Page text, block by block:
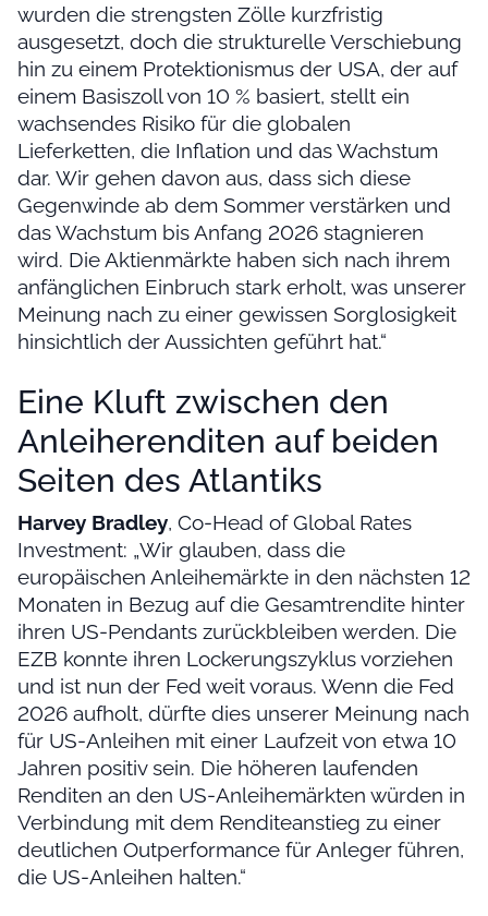
wurden die strengsten Zölle kurzfristig
ausgesetzt, doch die strukturelle Verschiebung
hin zu einem Protektionismus der USA, der auf
einem Basiszoll von 10 % basiert, stellt ein
wachsendes Risiko für die globalen
Lieferketten, die Inflation und das Wachstum
dar. Wir gehen davon aus, dass sich diese
Gegenwinde ab dem Sommer verstärken und
das Wachstum bis Anfang 2026 stagnieren
wird. Die Aktienmärkte haben sich nach ihrem
anfänglichen Einbruch stark erholt, was unserer
Meinung nach zu einer gewissen Sorglosigkeit
hinsichtlich der Aussichten geführt hat.“
Eine Kluft zwischen den
Anleiherenditen auf beiden
Seiten des Atlantiks
Harvey Bradley, Co-Head of Global Rates
Investment: „Wir glauben, dass die
europäischen Anleihemärkte in den nächsten 12
Monaten in Bezug auf die Gesamtrendite hinter
ihren US-Pendants zurückbleiben werden. Die
EZB konnte ihren Lockerungszyklus vorziehen
und ist nun der Fed weit voraus. Wenn die Fed
2026 aufholt, dürfte dies unserer Meinung nach
für US-Anleihen mit einer Laufzeit von etwa 10
Jahren positiv sein. Die höheren laufenden
Renditen an den US-Anleihemärkten würden in
Verbindung mit dem Renditeanstieg zu einer
deutlichen Outperformance für Anleger führen,
die US-Anleihen halten.“